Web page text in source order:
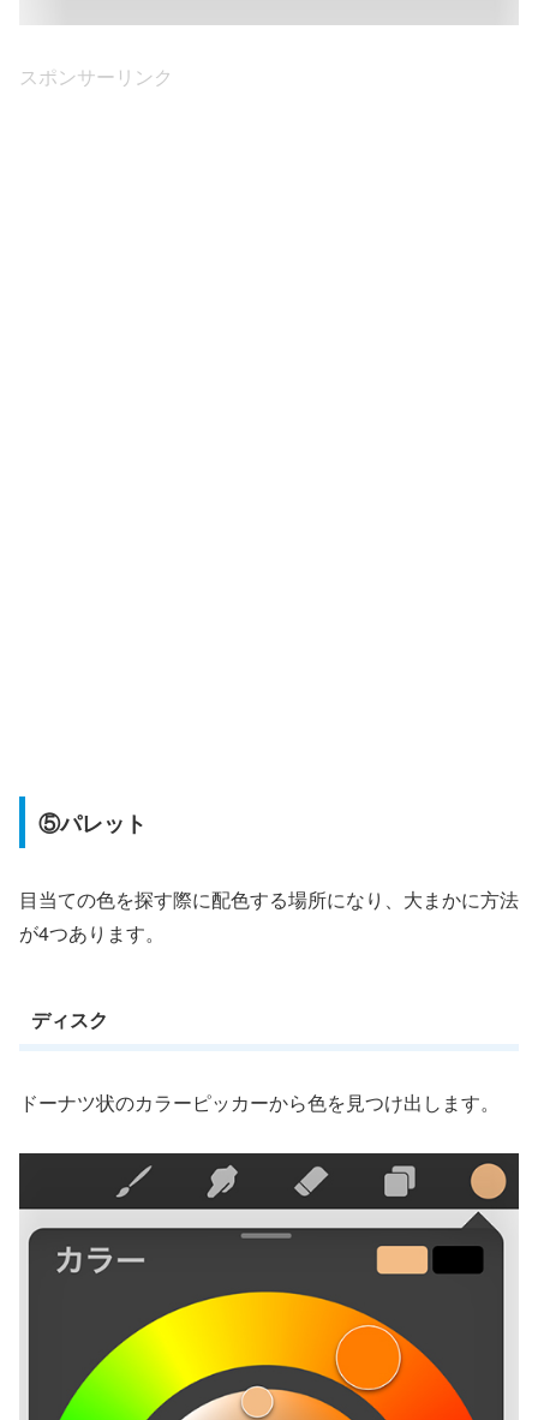
スポンサーリンク
⑤パレット
目当ての色を探す際に配色する場所になり、大まかに方法
が4つあります。
ディスク
ドーナツ状のカラーピッカーから色を見つけ出します。